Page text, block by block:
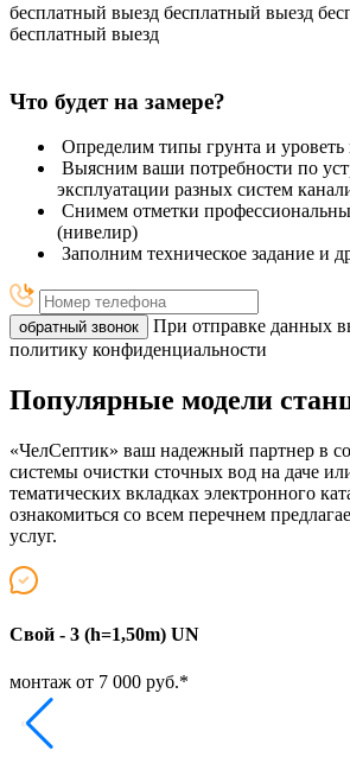
бесплатный выезд бесплатный выезд
бесплатный выезд
Что будет на замере?
Определим типы грунта и уроветь
Выясним ваши потребности по
эксплуатации разных систем
Снимем отметки
(нивелир)
Заполним техническое задание и
обратный звонок
При отправке данных
политику конфиденциальности
Популярные модели
«ЧелСептик» ваш надежный партнер в
системы очистки сточных вод на даче
тематических вкладках электронного
ознакомиться со всем перечнем
услуг.
Свой - 3 (h=1,50m) UN
монтаж от 7 000 руб.*